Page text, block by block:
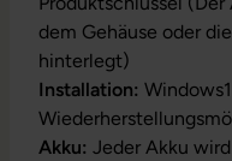
dem Gehäuse oder
hinterlegt)
Installation:
Akku: Jeder Akku